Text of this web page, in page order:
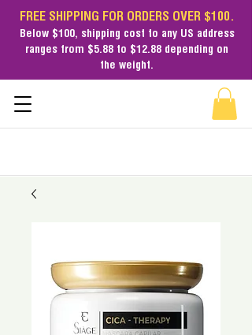
FREE SHIPPING FOR ORDERS OVER $100.
Below $100, shipping cost to any US address
ranges from $5.88 to $12.88 depending on
the weight.